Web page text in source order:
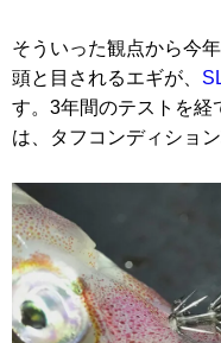
そういった観点から今
頭と目されるエギが、
す。3年間のテストを経
は、タフコンディショ